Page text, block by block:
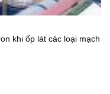
khi ốp lát các loại mạch